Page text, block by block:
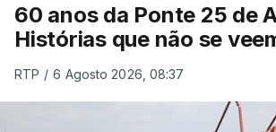
60 anos da Ponte 25 de
Histórias que não se
RTP / 6 Agosto 2026, 08:37